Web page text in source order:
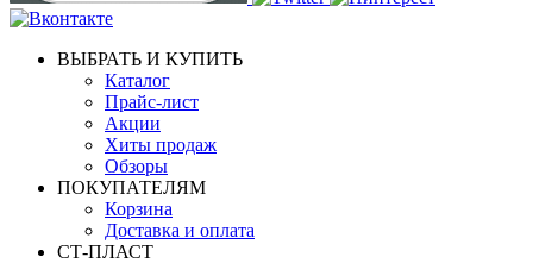
ВЫБРАТЬ И КУПИТЬ
Каталог
Прайс-лист
Акции
Хиты продаж
Обзоры
ПОКУПАТЕЛЯМ
Корзина
Доставка и оплата
СТ-ПЛАСТ